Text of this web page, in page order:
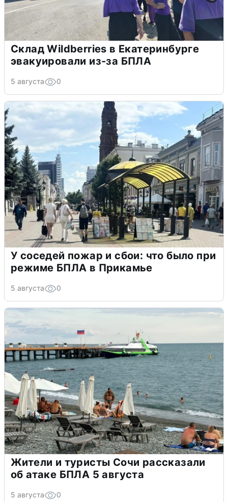
Склад Wildberries в Екатеринбурге
эвакуировали из-за БПЛА
5 августа 0
У соседей пожар и сбои: что было при
режиме БПЛА в Прикамье
5 августа 0
Жители и туристы Сочи рассказали
об атаке БПЛА 5 августа
5 августа 0